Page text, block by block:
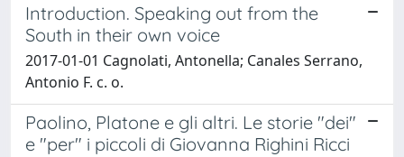
Introduction. Speaking out from the
South in their own voice
2017-01-01 Cagnolati, Antonella; Canales Serrano,
Antonio F. c. o.
Paolino, Platone e gli altri. Le storie "dei"
e "per" i piccoli di Giovanna Righini Ricci